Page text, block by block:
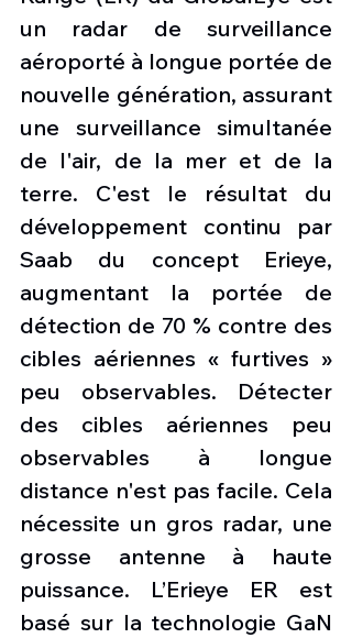
un radar de surveillance
aéroporté à longue portée de
nouvelle génération, assurant
une surveillance simultanée
de l'air, de la mer et de la
terre. C'est le résultat du
développement continu par
Saab du concept Erieye,
augmentant la portée de
détection de 70 % contre des
cibles aériennes « furtives »
peu observables. Détecter
des cibles aériennes peu
observables à longue
distance n'est pas facile. Cela
nécessite un gros radar, une
grosse antenne à haute
puissance. L’Erieye ER est
basé sur la technologie GaN